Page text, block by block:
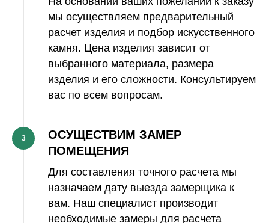
мы осуществляем предварительный
расчет изделия и подбор искусственного
камня. Цена изделия зависит от
выбранного материала, размера
изделия и его сложности. Консультируем
вас по всем вопросам.
3
ОСУЩЕСТВИМ ЗАМЕР
ПОМЕЩЕНИЯ
Для составления точного расчета мы
назначаем дату выезда замерщика к
вам. Наш специалист производит
необходимые замеры для расчета